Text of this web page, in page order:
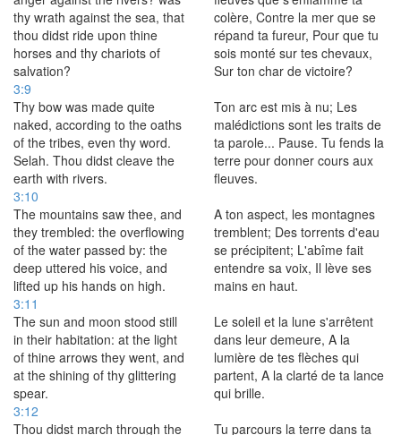
thy wrath against the sea, that
thou didst ride upon thine
horses and thy chariots of
salvation?
colère, Contre la mer que se
répand ta fureur, Pour que tu
sois monté sur tes chevaux,
Sur ton char de victoire?
3:9
Thy bow was made quite
naked, according to the oaths
of the tribes, even thy word.
Selah. Thou didst cleave the
earth with rivers.
Ton arc est mis à nu; Les
malédictions sont les traits de
ta parole... Pause. Tu fends la
terre pour donner cours aux
fleuves.
3:10
The mountains saw thee, and
they trembled: the overflowing
of the water passed by: the
deep uttered his voice, and
lifted up his hands on high.
A ton aspect, les montagnes
tremblent; Des torrents d'eau
se précipitent; L'abîme fait
entendre sa voix, Il lève ses
mains en haut.
3:11
The sun and moon stood still
in their habitation: at the light
of thine arrows they went, and
at the shining of thy glittering
spear.
Le soleil et la lune s'arrêtent
dans leur demeure, A la
lumière de tes flèches qui
partent, A la clarté de ta lance
qui brille.
3:12
Thou didst march through the
Tu parcours la terre dans ta